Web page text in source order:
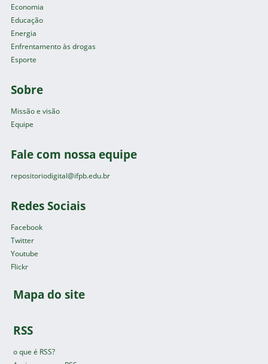
Economia
Educação
Energia
Enfrentamento às drogas
Esporte
Sobre
Missão e visão
Equipe
Fale com nossa equipe
repositoriodigital@ifpb.edu.br
Redes Sociais
Facebook
Twitter
Youtube
Flickr
Mapa do site
RSS
o que é RSS?